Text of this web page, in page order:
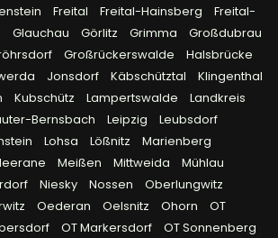
Freital Freital-Hainsberg
Freital-
Glauchau Görlitz Grimma
Großdubrau
Großrückerswalde
Halsbrücke
Jonsdorf Käbschütztal
Klingenthal
Kubschütz Lampertswalde
Landkreis
Bernsbach Leipzig
Leubsdorf
Lohsa Lößnitz
Marienberg
Meißen Mittweida
Mühlau
Niesky Nossen
Oberlungwitz
Oederan Oelsnitz Ohorn
OT
OT Markersdorf
OT Sonnenberg